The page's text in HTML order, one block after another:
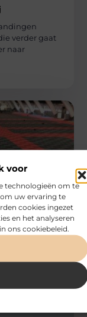
voor
technologieën om te
uw ervaring te
cookies ingezet
en het analyseren
ons cookiebeleid.
verder gaat
naar
alleen een
vloer hebben